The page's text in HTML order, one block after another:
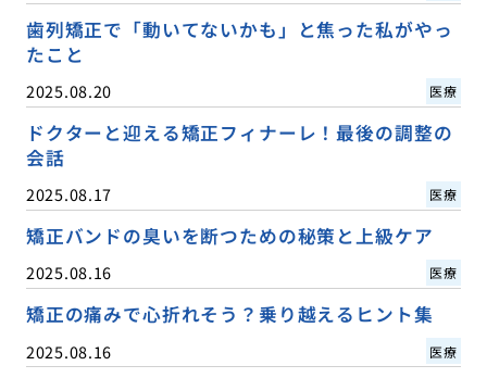
歯列矯正で「動いてないかも」と焦った私がやっ
たこと
2025.08.20 医療
ドクターと迎える矯正フィナーレ！最後の調整の
会話
2025.08.17 医療
矯正バンドの臭いを断つための秘策と上級ケア
2025.08.16 医療
矯正の痛みで心折れそう？乗り越えるヒント集
2025.08.16 医療